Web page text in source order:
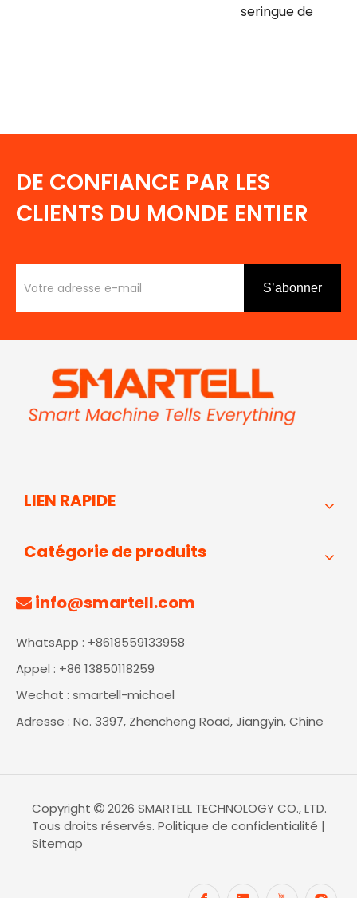
seringue de puits
DE CONFIANCE PAR LES
CLIENTS DU MONDE ENTIER
S’abonner
LIEN RAPIDE
Catégorie de produits
 info@smartell.com
WhatsApp : +8618559133958
Appel : +86 13850118259
Wechat : smartell-michael
Adresse : No. 3397, Zhencheng Road, Jiangyin, Chine
Copyright  2026 SMARTELL TECHNOLOGY CO., LTD.
Tous droits réservés. Politique de confidentialité |
Sitemap